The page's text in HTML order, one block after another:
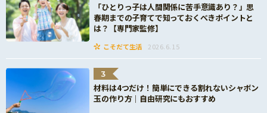
「ひとりっ子は人間関係に苦手意識あり？」思
春期までの子育てで知っておくべきポイントと
は？【専門家監修】
こそだて生活 2026.6.15
3
材料は4つだけ！簡単にできる割れないシャボン
玉の作り方｜自由研究にもおすすめ